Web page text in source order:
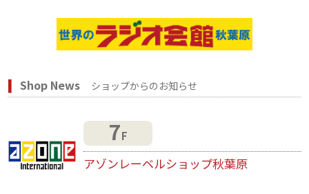
Shop News ショップからのお知らせ
7F
アゾンレーベルショップ秋葉原